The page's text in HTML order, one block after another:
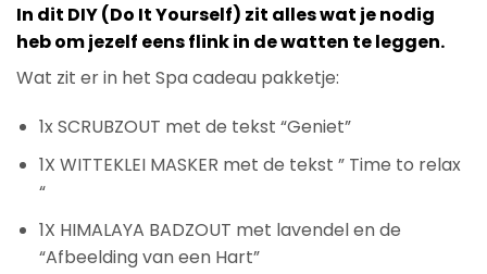
In dit DIY (Do It Yourself) zit alles wat je nodig
heb om jezelf eens flink in de watten te leggen.
Wat zit er in het Spa cadeau pakketje:
1x SCRUBZOUT met de tekst “Geniet”
1X WITTEKLEI MASKER met de tekst ” Time to relax
“
1X HIMALAYA BADZOUT met lavendel en de
“Afbeelding van een Hart”